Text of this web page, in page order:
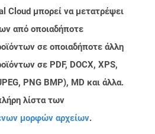
Cloud μπορεί να μετατρέψει
από οποιαδήποτε
σε οποιαδήποτε άλλη
σε PDF, DOCX, XPS,
PNG BMP), MD και άλλα.
λίστα των
μορφών αρχείων.